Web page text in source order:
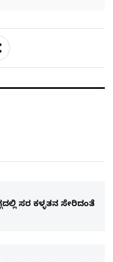
ಸರ ಕಳ್ಳತನ ಸೇರಿದಂತೆ